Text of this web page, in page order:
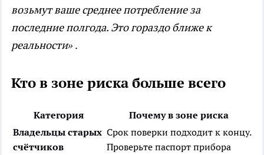
возьмут ваше среднее потребление за
последние полгода. Это гораздо ближе к
реальности» .
Кто в зоне риска больше всего
Категория
Почему в зоне риска
Владельцы старых
счётчиков
Срок поверки подходит к концу.
Проверьте паспорт прибора